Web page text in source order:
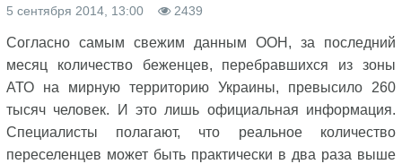
5 сентября 2014, 13:00 2439
Согласно самым свежим данным ООН, за последний
месяц количество беженцев, перебравшихся из зоны
АТО на мирную территорию Украины, превысило 260
тысяч человек. И это лишь официальная информация.
Специалисты полагают, что реальное количество
переселенцев может быть практически в два раза выше